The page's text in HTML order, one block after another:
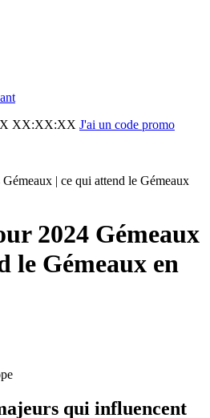
XX:XX:XX J'ai un code promo
| ce qui attend le Gémeaux
2024 Gémeaux
le Gémeaux en
qui influencent